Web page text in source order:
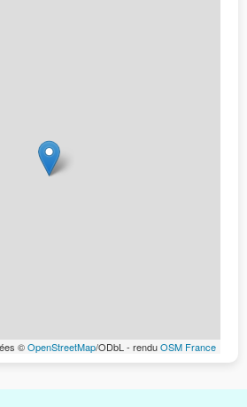
©OpenStreetMap/ODbL - renduOSM France